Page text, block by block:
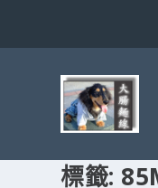
標籤: